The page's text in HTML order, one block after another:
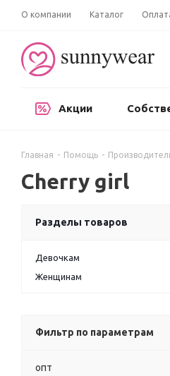
О компании Каталог
Акции
Главная - Помощь -
Cherry girl
Разделы товаров
Девочкам
Женщинам
Фильтр по параметрам
опт